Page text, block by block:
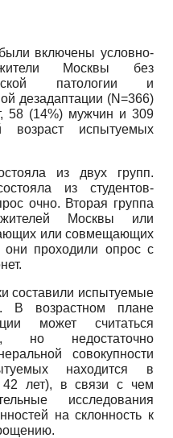
включены условно-
Москвы без
патологии и
дезадаптации (N=366)
58 (14%) мужчин и 309
испытуемых
из двух групп.
из студентов-
очно. Вторая группа
Москвы или
или совмещающих
проходили опрос с
составили испытуемые
В возрастном плане
может считаться
но недостаточно
совокупности
находится в
лет), в связи с чем
исследования
на склонность к